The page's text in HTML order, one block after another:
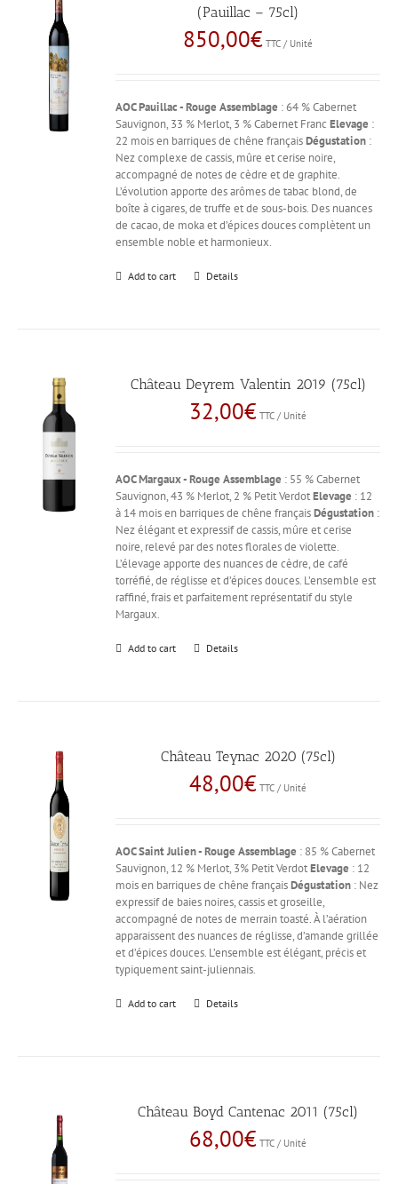
(Pauillac – 75cl)
850,00€ TTC / Unité
AOC Pauillac - Rouge Assemblage : 64 % Cabernet
Sauvignon, 33 % Merlot, 3 % Cabernet FrancElevage :
22 mois en barriques de chêne françaisDégustation :
Nez complexe de cassis, mûre et cerise noire,
accompagné de notes de cèdre et de graphite.
L’évolution apporte des arômes de tabac blond, de
boîte à cigares, de truffe et de sous-bois. Des nuances
de cacao, de moka et d’épices douces complètent un
ensemble noble et harmonieux.
Add to cart Details
Château Deyrem Valentin 2019 (75cl)
32,00€ TTC / Unité
AOC Margaux - Rouge Assemblage : 55 % Cabernet
Sauvignon, 43 % Merlot, 2 % Petit VerdotElevage : 12
à 14 mois en barriques de chêne françaisDégustation :
Nez élégant et expressif de cassis, mûre et cerise
noire, relevé par des notes florales de violette.
L’élevage apporte des nuances de cèdre, de café
torréfié, de réglisse et d’épices douces. L’ensemble est
raffiné, frais et parfaitement représentatif du style
Margaux.
Add to cart Details
Château Teynac 2020 (75cl)
48,00€ TTC / Unité
AOC Saint Julien - Rouge Assemblage : 85 % Cabernet
Sauvignon, 12 % Merlot, 3% Petit VerdotElevage : 12
mois en barriques de chêne françaisDégustation : Nez
expressif de baies noires, cassis et groseille,
accompagné de notes de merrain toasté. À l’aération
apparaissent des nuances de réglisse, d’amande grillée
et d’épices douces. L’ensemble est élégant, précis et
typiquement saint-juliennais.
Add to cart Details
Château Boyd Cantenac 2011 (75cl)
68,00€ TTC / Unité